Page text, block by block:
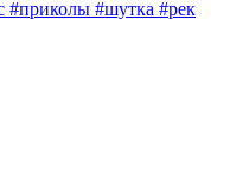
#приколы #шутка #рек